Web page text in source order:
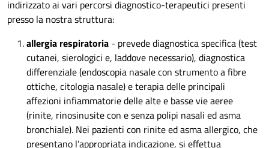
indirizzato ai vari percorsi diagnostico-terapeutici presenti
presso la nostra struttura:
allergia respiratoria - prevede diagnostica specifica (test
cutanei, sierologici e, laddove necessario), diagnostica
differenziale (endoscopia nasale con strumento a fibre
ottiche, citologia nasale) e terapia delle principali
affezioni infiammatorie delle alte e basse vie aeree
(rinite, rinosinusite con e senza polipi nasali ed asma
bronchiale). Nei pazienti con rinite ed asma allergico, che
presentano l’appropriata indicazione, si effettua